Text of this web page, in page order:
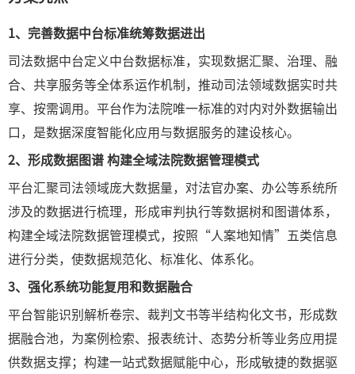
1、 完善数据中台标准统筹数据进出
司法数据中台定义中台数据标准，实现数据汇聚、治理、融
合、共享服务等全体系运作机制，推动司法领域数据实时共
享、按需调用。平台作为法院唯一标准的对内对外数据输出
口，是数据深度智能化应用与数据服务的建设核心。
2、形成数据图谱 构建全域法院数据管理模式
平台汇聚司法领域庞大数据量，对法官办案、办公等系统所
涉及的数据进行梳理，形成审判执行等数据树和图谱体系，
构建全域法院数据管理模式，按照“人案地知情”五类信息
进行分类，使数据规范化、标准化、体系化。
3、 强化系统功能复用和数据融合
平台智能识别解析卷宗、裁判文书等半结构化文书，形成数
据融合池，为案例检索、报表统计、态势分析等业务应用提
供数据支撑；构建一站式数据赋能中心，形成敏捷的数据驱